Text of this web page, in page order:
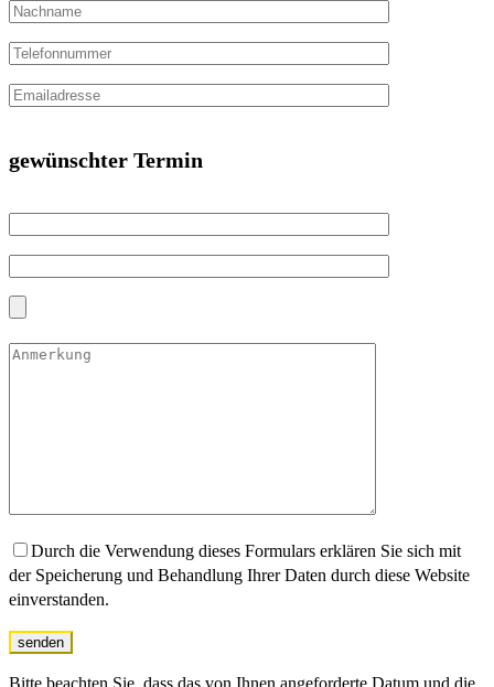
gewünschter Termin
Durch die Verwendung dieses Formulars erklären Sie sich mit
der Speicherung und Behandlung Ihrer Daten durch diese Website
einverstanden.
senden
Bitte beachten Sie, dass das von Ihnen angeforderte Datum und die